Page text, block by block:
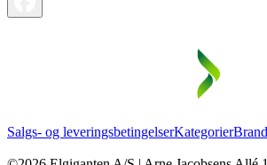
Salgs- og leveringsbetingelserKategorier